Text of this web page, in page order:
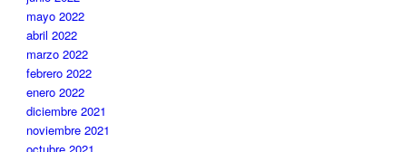
mayo 2022
abril 2022
marzo 2022
febrero 2022
enero 2022
diciembre 2021
noviembre 2021